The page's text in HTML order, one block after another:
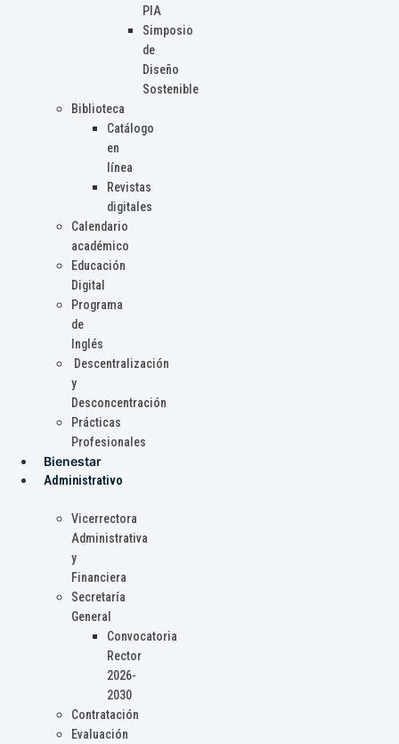
PIA
Simposio
de
Diseño
Sostenible
Biblioteca
Catálogo
en
línea
Revistas
digitales
Calendario
académico
Educación
Digital
Programa
de
Inglés
Descentralización
y
Desconcentración
Prácticas
Profesionales
Bienestar
Administrativo
Vicerrectora
Administrativa
y
Financiera
Secretaría
General
Convocatoria
Rector
2026-
2030
Contratación
Evaluación